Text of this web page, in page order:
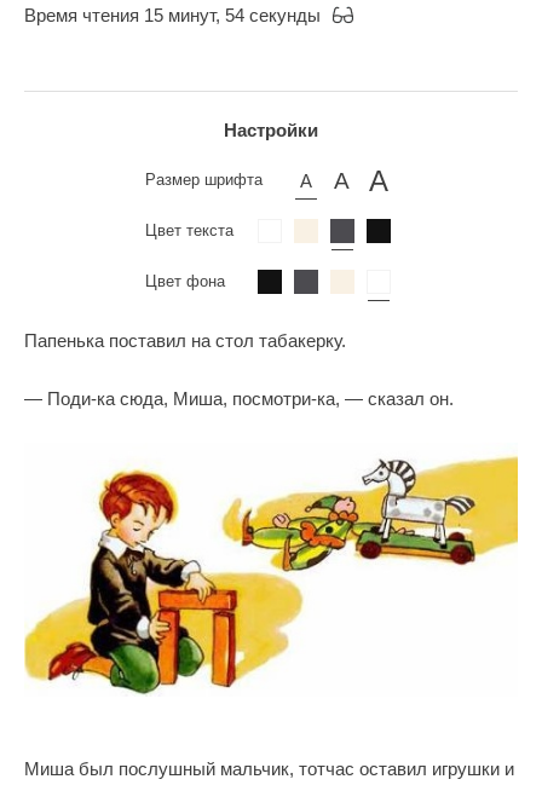
Время чтения 15 минут, 54 секунды
Настройки
Размер шрифта
Цвет текста
Цвет фона
Папенька поставил на стол табакерку.
— Поди-ка сюда, Миша, посмотри-ка, — сказал он.
Миша был послушный мальчик, тотчас оставил игрушки и